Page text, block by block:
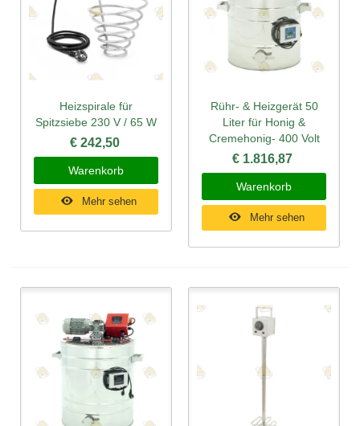
Heizspirale für
Spitzsiebe 230 V / 65 W
€ 242,50
Warenkorb
Mehr sehen
Rühr- & Heizgerät 50
Liter für Honig &
Cremehonig- 400 Volt
€ 1.816,87
Warenkorb
Mehr sehen